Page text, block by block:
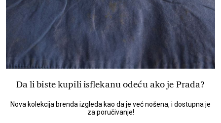
Da li biste kupili isflekanu odeću ako je Prada?
Nova kolekcija brenda izgleda kao da je već nošena, i dostupna je
za poručivanje!